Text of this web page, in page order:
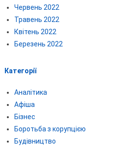
Червень 2022
Травень 2022
Квітень 2022
Березень 2022
Категорії
Аналітика
Афіша
Бізнес
Боротьба з корупцією
Будівництво